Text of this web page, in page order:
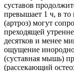
суставов
превышает 1 ч, в то
(артроз) могут
преходящей
десятков и менее
ощущение
(суставная мышь)
(рассекающий